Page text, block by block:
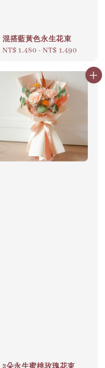
混搭藍黃色永生花束
Regular
NT$ 1,480 -NT$ 1,490